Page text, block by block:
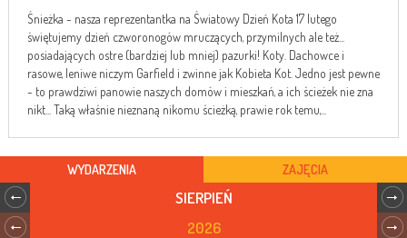
Śnieżka - nasza reprezentantka na Światowy Dzień Kota 17 lutego
świętujemy dzień czworonogów mruczących, przymilnych ale też...
posiadających ostre (bardziej lub mniej) pazurki! Koty. Dachowce i
rasowe, leniwe niczym Garfield i zwinne jak Kobieta Kot. Jedno jest pewne
- to prawdziwi panowie naszych domów i mieszkań, a ich ścieżek nie zna
nikt... Taką właśnie nieznaną nikomu ścieżką, prawie rok temu,...
WYDARZENIA ZAJĘCIA
SIERPIEŃ
2026